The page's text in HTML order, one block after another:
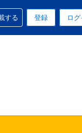
貨は円です
語は日本語です
ートを受けられます
する 登録 ロ